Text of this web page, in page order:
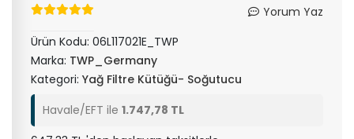
Yorum Yaz
Ürün Kodu: 06L117021E_TWP
Marka: TWP_Germany
Kategori: Yağ Filtre Kütüğü- Soğutucu
Havale/EFT ile 1.747,78 TL